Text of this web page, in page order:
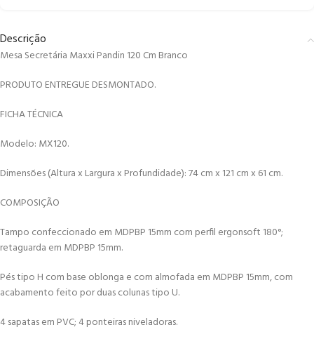
Descrição
Mesa Secretária Maxxi Pandin 120 Cm Branco
PRODUTO ENTREGUE DESMONTADO.
FICHA TÉCNICA
Modelo: MX120.
Dimensões (Altura x Largura x Profundidade): 74 cm x 121 cm x 61 cm.
COMPOSIÇÃO
Tampo confeccionado em MDPBP 15mm com perfil ergonsoft 180°;
retaguarda em MDPBP 15mm.
Pés tipo H com base oblonga e com almofada em MDPBP 15mm, com
acabamento feito por duas colunas tipo U.
4 sapatas em PVC; 4 ponteiras niveladoras.